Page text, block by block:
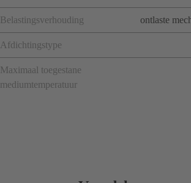
Belastingsverhouding ontlaste
Afdichtingstype
Maximaal toegestane
mediumtemperatuur